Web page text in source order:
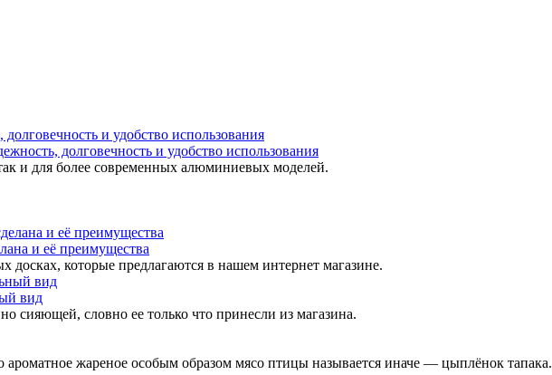
долговечность и удобство использования
и для более современных алюминиевых моделей.
и её преимущества
досках, которые предлагаются в нашем интернет магазине.
вид
сияющей, словно ее только что принесли из магазина.
ароматное жареное особым образом мясо птицы называется иначе — цыплёнок тапака.